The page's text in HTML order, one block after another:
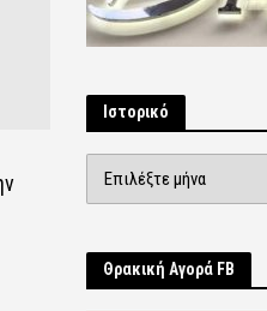
Ιστορικό
Θρακική Αγορά FB